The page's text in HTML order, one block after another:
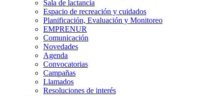
Sala de lactancia
Espacio de recreación y cuidados
Planificación, Evaluación y Monitoreo
EMPRENUR
Comunicación
Novedades
Agenda
Convocatorias
Campañas
Llamados
Resoluciones de interés